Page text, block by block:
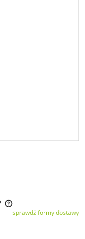
sprawdź formy dostawy